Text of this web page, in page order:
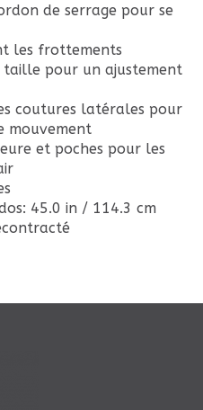
de serrage pour se
les frottements
taille pour un ajustement
coutures latérales pour
mouvement
et poches pour les
45.0 in / 114.3 cm